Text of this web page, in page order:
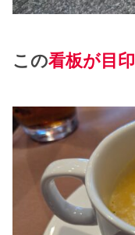
この看板が目印